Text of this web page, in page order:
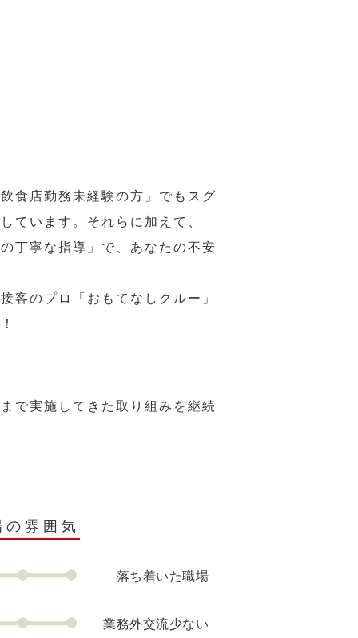
食店勤務未経験の方」でもスグ
ています。それらに加えて、
丁寧な指導」で、あなたの不安
客のプロ「おもてなしクルー」
で実施してきた取り組みを継続
の雰囲気
落ち着いた職場
業務外交流少ない